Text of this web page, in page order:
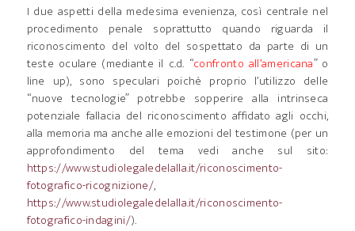
I due aspetti della medesima evenienza, così centrale nel
procedimento penale soprattutto quando riguarda il
riconoscimento del volto del sospettato da parte di un
teste oculare (mediante il c.d. “confronto all’americana” o
line up), sono speculari poiché proprio l’utilizzo delle
“nuove tecnologie” potrebbe sopperire alla intrinseca
potenziale fallacia del riconoscimento affidato agli occhi,
alla memoria ma anche alle emozioni del testimone (per un
approfondimento del tema vedi anche sul sito:
https://www.studiolegaledelalla.it/riconoscimento-
fotografico-ricognizione/,
https://www.studiolegaledelalla.it/riconoscimento-
fotografico-indagini/).